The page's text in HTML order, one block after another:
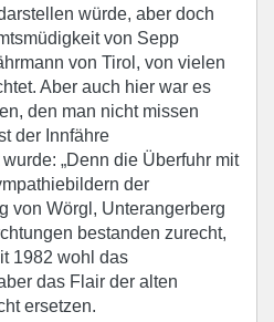
würde, aber doch
von Sepp
von Tirol, von vielen
Aber auch hier war es
den man nicht missen
der Innfähre
„Denn die Überfuhr mit
der
von Wörgl, Unterangerberg
bestanden zurecht,
1982 wohl das
das Flair der alten
ersetzen.